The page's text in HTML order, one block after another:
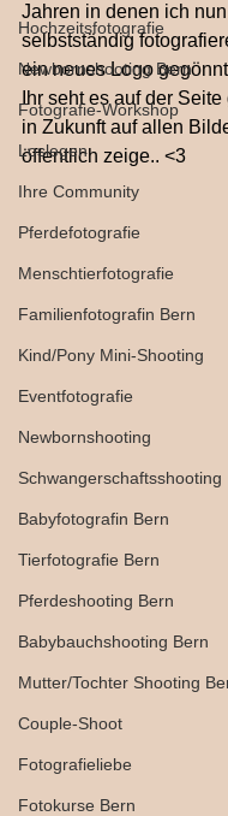
Hochzeitsfotografie
Newbornshooting Bern
Fotografie-Workshop
Loslegen
Ihre Community
Pferdefotografie
Menschtierfotografie
Familienfotografin Bern
Kind/Pony Mini-Shooting
Eventfotografie
Newbornshooting
Schwangerschaftsshooting
Babyfotografin Bern
Tierfotografie Bern
Pferdeshooting Bern
Babybauchshooting Bern
Mutter/Tochter Shooting
Couple-Shoot
Fotografieliebe
Fotokurse Bern
Jahren in denen ich
selbstständig
ein neues Logo
Ihr seht es auf der
in Zukunft auf allen
öffentlich zeige.. <3